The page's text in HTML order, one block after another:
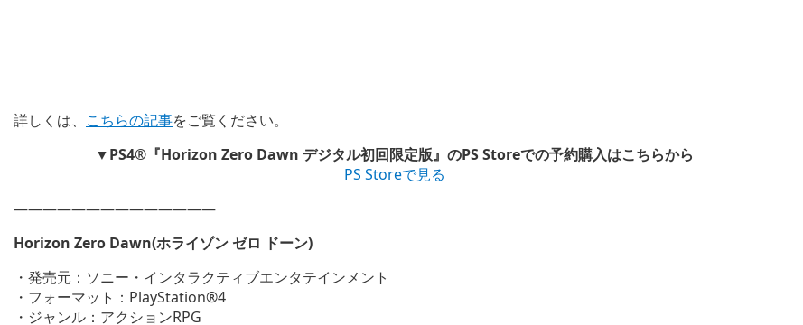
詳しくは、 こちらの記事をご覧ください。
▼PS4®『Horizon Zero Dawn デジタル初回限定版』のPS Storeでの予約購入はこちらから
PS Storeで見る
——————————————
Horizon Zero Dawn(ホライゾン ゼロ ドーン)
・発売元：ソニー・インタラクティブエンタテインメント
・フォーマット：PlayStation®4
・ジャンル：アクションRPG